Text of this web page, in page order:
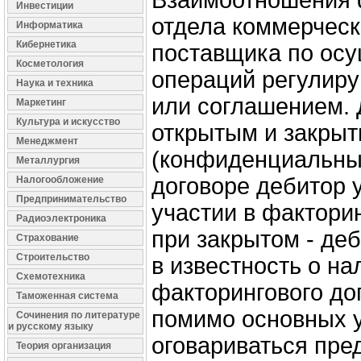
Инвестиции
Информатика
Кибернетика
Косметология
Наука и техника
Маркетинг
Культура и искусство
Менеджмент
Металлургия
Налогообложение
Предпринимательство
Радиоэлектроника
Страхование
Строительство
Схемотехника
Таможенная система
Сочинения по литературе
и русскому языку
Теория организация
отдела
поставщика по
операций
или соглашением.
открытым и
договоре дебитор
участии в
при закрытом -
в известность о
факторингового
помимо основных
оговариваться